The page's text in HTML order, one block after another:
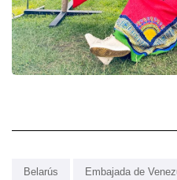
Belarús Embajada de